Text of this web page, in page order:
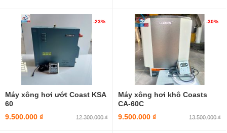
Máy xông hơi ướt Coast KSA
60
9.500.000 ₫
12.300.000 ₫
-23%
Máy xông hơi khô Coasts
CA-60C
9.500.000 ₫
13.500.000 ₫
-30%